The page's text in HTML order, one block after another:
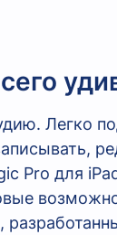
Легко
Pro для